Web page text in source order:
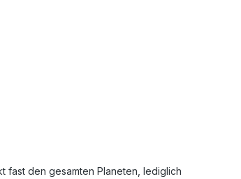
fast den gesamten Planeten, lediglich